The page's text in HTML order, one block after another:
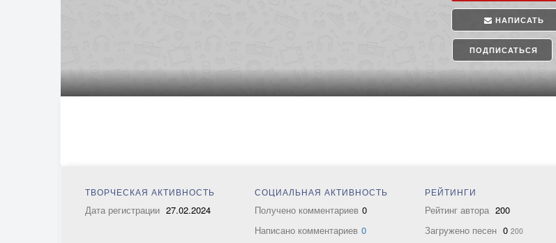
НАПИСАТЬ
ПОДПИСАТЬСЯ
ТВОРЧЕСКАЯ АКТИВНОСТЬ
Дата регистрации 27.02.2024
СОЦИАЛЬНАЯ АКТИВНОСТЬ
Получено комментариев 0
Написано комментариев 0
РЕЙТИНГИ
Рейтинг автора 200
Загружено песен 0 200